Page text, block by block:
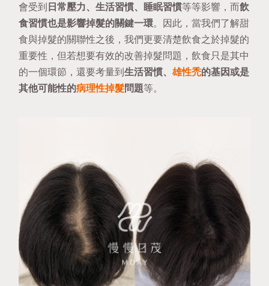
會受到 日常壓力、生活習慣、睡眠習慣等等影響，而飲
食習慣也是影響掉髮的關鍵一環。 因此，當我們了解甜
食與掉髮的關聯性之後，我們更要清楚飲食之於掉髮的
重要性，但若想要有效的改善掉髮問題，飲食只是其中
的一個環節，還要考量到生活習慣、雄性禿的基因或是
其他可能性的病理性掉髮問題等。